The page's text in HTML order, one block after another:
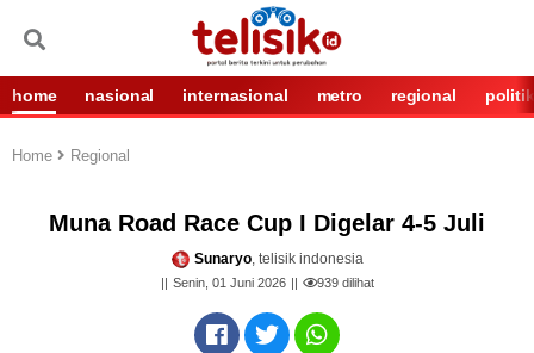
home nasional internasional metro regional politik
Home Regional
Muna Road Race Cup I Digelar 4-5 Juli
Sunaryo, telisik indonesia
Senin, 01 Juni 2026 939dilihat